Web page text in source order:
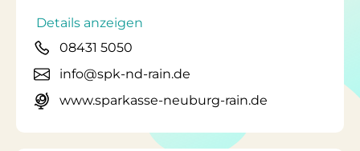
Details anzeigen
08431 5050
info@spk-nd-rain.de
www.sparkasse-neuburg-rain.de